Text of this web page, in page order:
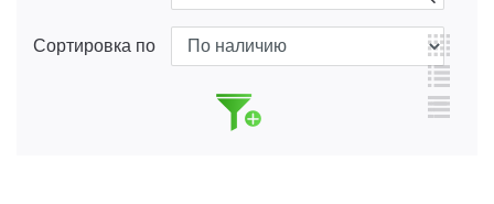
Сортировка по